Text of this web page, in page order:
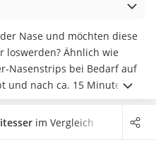
Nase und möchten diese
loswerden? Ähnlich wie
Nasenstrips bei Bedarf auf
und nach ca. 15 Minuten
Talg, Schmutz und
Online-Tests werden die
im Vergleich